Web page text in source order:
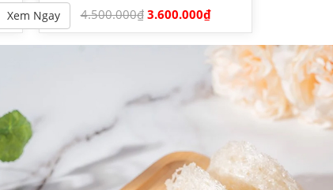
4.500.000₫ 3.600.000₫
Xem Ngay